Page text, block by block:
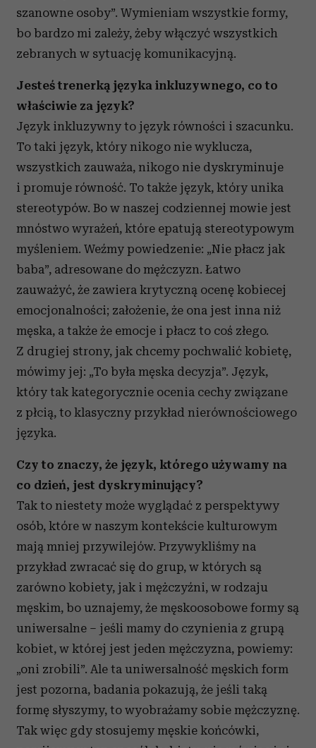
szanowne osoby”. Wymieniam wszystkie formy,
bo bardzo mi zależy, żeby włączyć wszystkich
zebranych w sytuację komunikacyjną.
Jesteś trenerką języka inkluzywnego, co to
właściwie za język?
Język inkluzywny to język równości i szacunku.
To taki język, który nikogo nie wyklucza,
wszystkich zauważa, nikogo nie dyskryminuje
i promuje równość. To także język, który unika
stereotypów. Bo w naszej codziennej mowie jest
mnóstwo wyrażeń, które epatują stereotypowym
myśleniem. Weźmy powiedzenie: „Nie płacz jak
baba”, adresowane do mężczyzn. Łatwo
zauważyć, że zawiera krytyczną ocenę kobiecej
emocjonalności; założenie, że ona jest inna niż
męska, a także że emocje i płacz to coś złego.
Z drugiej strony, jak chcemy pochwalić kobietę,
mówimy jej: „To była męska decyzja”. Język,
który tak kategorycznie ocenia cechy związane
z płcią, to klasyczny przykład nierównościowego
języka.
Czy to znaczy, że język, którego używamy na
co dzień, jest dyskryminujący?
Tak to niestety może wyglądać z perspektywy
osób, które w naszym kontekście kulturowym
mają mniej przywilejów. Przywykliśmy na
przykład zwracać się do grup, w których są
zarówno kobiety, jak i mężczyźni, w rodzaju
męskim, bo uznajemy, że męskoosobowe formy są
uniwersalne – jeśli mamy do czynienia z grupą
kobiet, w której jest jeden mężczyzna, powiemy:
„oni zrobili”. Ale ta uniwersalność męskich form
jest pozorna, badania pokazują, że jeśli taką
formę słyszymy, to wyobrażamy sobie mężczyznę.
Tak więc gdy stosujemy męskie końcówki,